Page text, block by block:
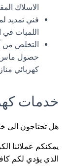
الاسلاك
فني تمديد
اللمبات في
التخلص من
حصول ماس
كهربائي
خدمات
هل تحتاجون الى
يمكنكم عملائنا
الذي يؤدي لكم